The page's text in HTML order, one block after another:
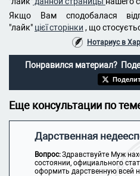
Якщо Вам сподобалася
"лайк" цієї сторінки , що
Нотариус в
Понравился материал?
Еще консультации по
Дарственная
Вопрос:Здравствуйте Муж
состоянии, официального
оформить дарственную всей